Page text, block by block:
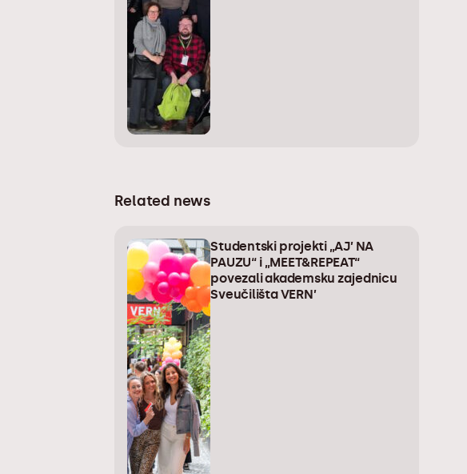
Related news
Studentski projekti „AJ’ NA
PAUZU“ i „MEET&REPEAT“
povezali akademsku zajednicu
Sveučilišta VERN’